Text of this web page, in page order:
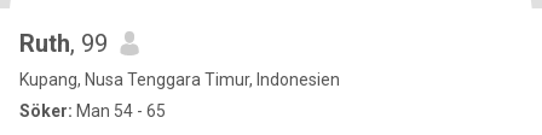
Ruth, 99
Kupang, Nusa Tenggara Timur, Indonesien
Söker: Man 54 - 65